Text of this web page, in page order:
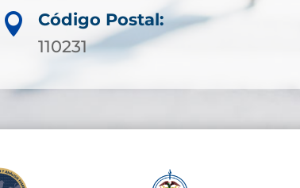

Código Postal:
110231